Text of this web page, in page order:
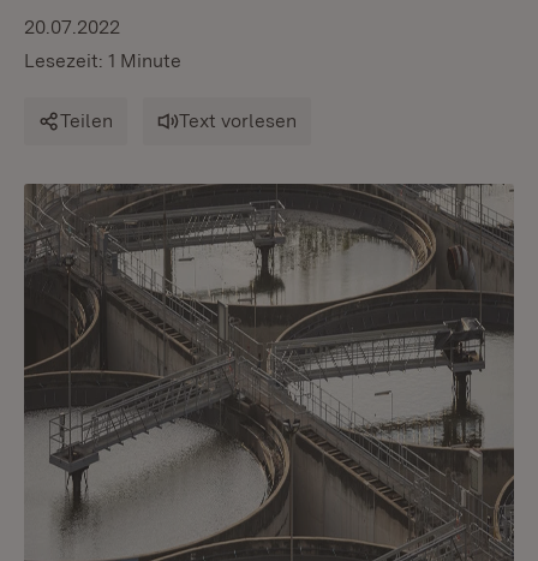
20.07.2022
Lesezeit: 1 Minute
Teilen Text vorlesen